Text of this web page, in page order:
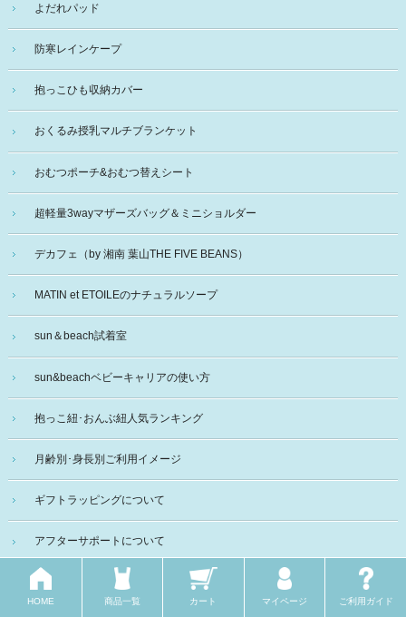
HOME 商品一覧 カート マイページ ご利用ガイド
よだれパッド
防寒レインケープ
抱っこひも収納カバー
おくるみ授乳マルチブランケット
おむつポーチ&おむつ替えシート
超軽量3wayマザーズバッグ＆ミニショルダー
デカフェ（by 湘南 葉山THE FIVE BEANS）
MATIN et ETOILEのナチュラルソープ
sun＆beach試着室
sun&beachベビーキャリアの使い方
抱っこ紐･おんぶ紐人気ランキング
月齢別･身長別ご利用イメージ
ギフトラッピングについて
アフターサポートについて
よくあるご質問